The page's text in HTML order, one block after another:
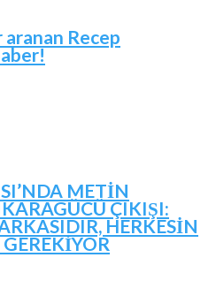
aranan Recep
METİN
ÇIKIŞI:
HERKESİN